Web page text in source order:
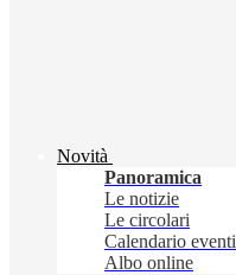
Novità
Panoramica
Le notizie
Le circolari
Calendario eventi
Albo online